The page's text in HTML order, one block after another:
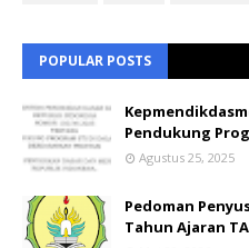
POPULAR POSTS
Pendukung
Agustus 25, 2025
Pedoman
Tahun Ajaran TA